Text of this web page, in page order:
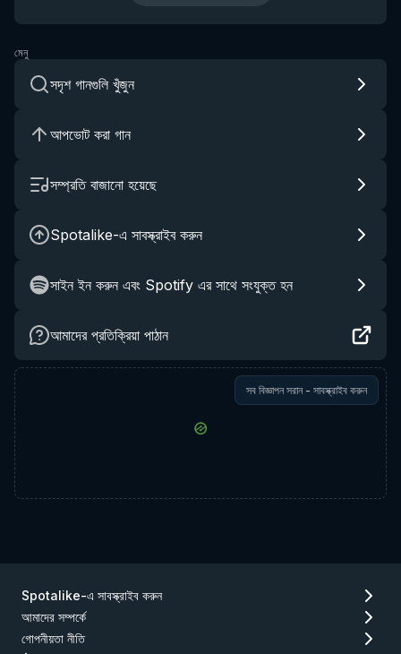
মেনু
সদৃশ গানগুলি খুঁজুন
আপভোট করা গান
সম্প্রতি বাজানো হয়েছে
Spotalike-এ সাবস্ক্রাইব করুন
সাইন ইন করুন এবং Spotify এর সাথে সংযুক্ত হন
আমাদের প্রতিক্রিয়া পাঠান
সব বিজ্ঞাপন সরান - সাবস্ক্রাইব করুন
Spotalike-এ সাবস্ক্রাইব করুন
আমাদের সম্পর্কে
গোপনীয়তা নীতি